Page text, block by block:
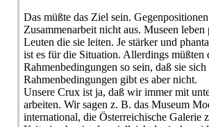
Das müßte das Ziel sein.
Zusammenarbeit nicht aus. Museen
Leuten die sie leiten. Je stärker und
ist es für die Situation. Allerdings müßten
Rahmenbedingungen so sein, daß sie
Rahmenbedingungen gibt es aber nicht.
Unsere Crux ist ja, daß wir immer mit
arbeiten. Wir sagen z. B. das Museum
international, die Österreichische Galerie